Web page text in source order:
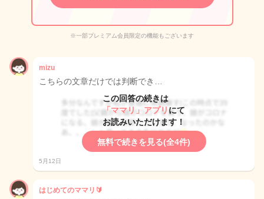
※一部プレミアム会員限定の機能もございます
mizu
こちらの文章だけでは判断でき…
この回答の続きは
「ママリ」アプリ にて
お読みいただけます！
無料で続きを見る(全4件)
5月12日
はじめてのママリ🔰